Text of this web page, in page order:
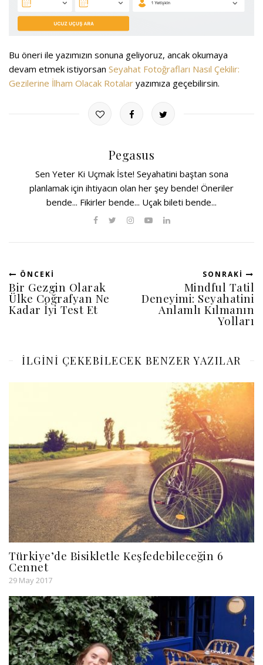
Bu öneri ile yazımızın sonuna geliyoruz, ancak okumaya
devam etmek istiyorsan Seyahat Fotoğrafları Nasıl Çekilir:
Gezilerine İlham Olacak Rotalar yazımıza geçebilirsin.
Pegasus
Sen Yeter Ki Uçmak İste! Seyahatini baştan sona
planlamak için ihtiyacın olan her şey bende! Öneriler
bende... Fikirler bende... Uçak bileti bende...
ÖNCEKI
Bir Gezgin Olarak
Ülke Coğrafyan Ne
Kadar İyi Test Et
SONRAKI
Mindful Tatil
Deneyimi: Seyahatini
Anlamlı Kılmanın
Yolları
ILGINI ÇEKEBILECEK BENZER YAZILAR
Türkiye’de Bisikletle Keşfedebileceğin 6
Cennet
29 May 2017